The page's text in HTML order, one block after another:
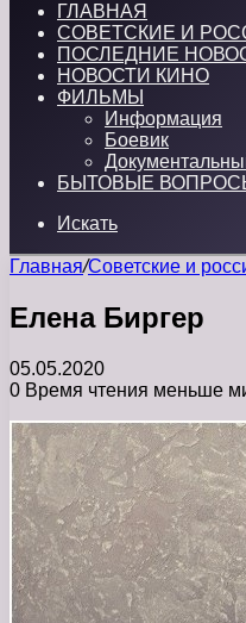
ГЛАВНАЯ
СОВЕТСКИЕ И
ПОСЛЕДНИЕ
НОВОСТИ КИНО
ФИЛЬМЫ
Информация
Боевик
БЫТОВЫЕ
Искать
Главная/Советские и
Елена Биргер
05.05.2020
0 Время чтения меньше